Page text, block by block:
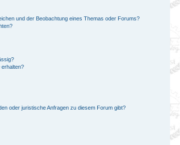
und der Beobachtung eines Themas oder Forums?
erhalten?
oder juristische Anfragen zu diesem Forum gibt?